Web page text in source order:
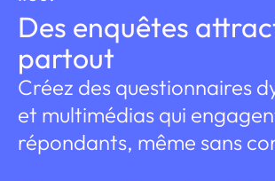
Des enquêtes
partout
Créez des questionnaires
et multimédias qui
répondants, même sans